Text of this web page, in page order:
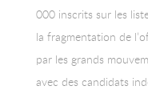
000 inscrits sur les
la fragmentation de
par les grands
avec des candidats